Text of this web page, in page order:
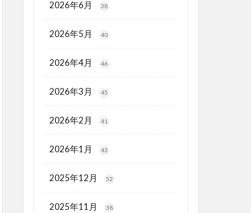
2026年6月 38
2026年5月 40
2026年4月 46
2026年3月 45
2026年2月 41
2026年1月 43
2025年12月 52
2025年11月 38